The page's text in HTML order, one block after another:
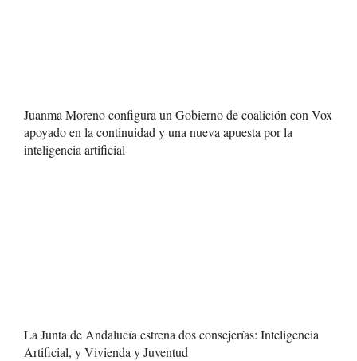
Juanma Moreno configura un Gobierno de coalición con Vox
apoyado en la continuidad y una nueva apuesta por la
inteligencia artificial
La Junta de Andalucía estrena dos consejerías: Inteligencia
Artificial, y Vivienda y Juventud